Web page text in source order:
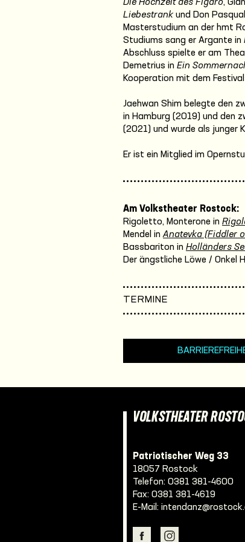
Die Hochzeit des Figaro,
Liebestrankund Don
Masterstudium an der hmt
Studiums sang er Argante in
Abschluss spielte er am
Demetrius in Ein
Kooperation mit dem
Jaehwan Shim belegte den
in Hamburg (2019) und den
(2021) und wurde als junger
Er ist ein Mitglied im
Am Volkstheater Rostock:
Rigoletto, Monterone in
Mendel in Anatevka (Fiddler
Bassbariton in Holländers
Der ängstliche Löwe / Onkel
TERMINE
VOLKSTHEATER
Patriotischer Weg 33
18057 Rostock
Telefon: 0381 381-4600
Fax: 0381 381-4619
E-Mail: